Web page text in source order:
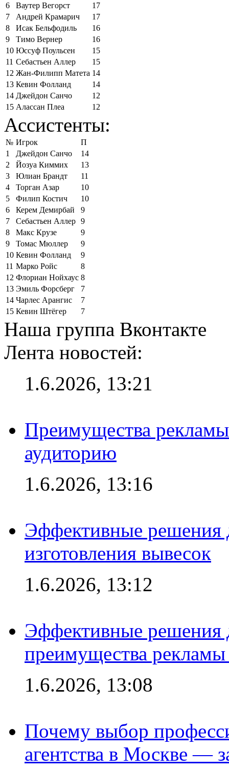
6
Ваутер Вегорст
17
7
Андрей Крамарич
17
8
Исак Бельфодиль
16
9
Тимо Вернер
16
10 Юссуф Поульсен
15
11 Себастьен Аллер
15
12 Жан-Филипп Матета 14
13 Кевин Фолланд
14
14 Джейдон Санчо
12
15 Алассан Плеа 12
Ассистенты:
№ Игрок
П
1
Джейдон Санчо
14
2
Йозуа Киммих
13
3
Юлиан Брандт
11
4
Торган Азар
10
5
Филип Костич
10
6
Керем Демирбай
9
7
Себастьен Аллер 9
8
Макс Крузе
9
9
Томас Мюллер
9
10 Кевин Фолланд
9
11 Марко Ройс
8
12 Флориан Нойхаус 8
13 Эмиль Форсберг
7
14 Чарлес Арангис
7
15 Кевин Штёгер 7
Наша группа Вконтакте
Лента новостей:
1.6.2026, 13:21
Преимущества
аудиторию
1.6.2026, 13:16
Эффективные решения
изготовления вывесок
1.6.2026, 13:12
Эффективные решения
преимущества рекламы
1.6.2026, 13:08
Почему выбор
агентства в Москве —